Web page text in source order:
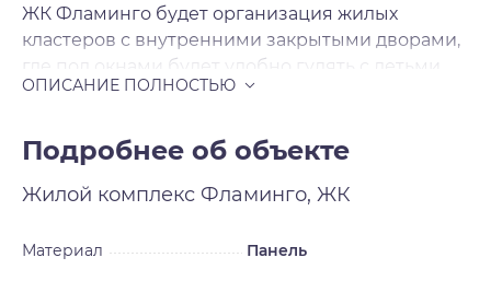
ЖК Фламинго будет организация жилых
кластеров с внутренними закрытыми дворами,
где под окнами будет удобно гулять с детьми.
Для продажи будут предложены 1-2-3-
планировками. Отделка чистовая .
Подробнее об объекте
Жилой комплекс Фламинго, ЖК
Материал Панель